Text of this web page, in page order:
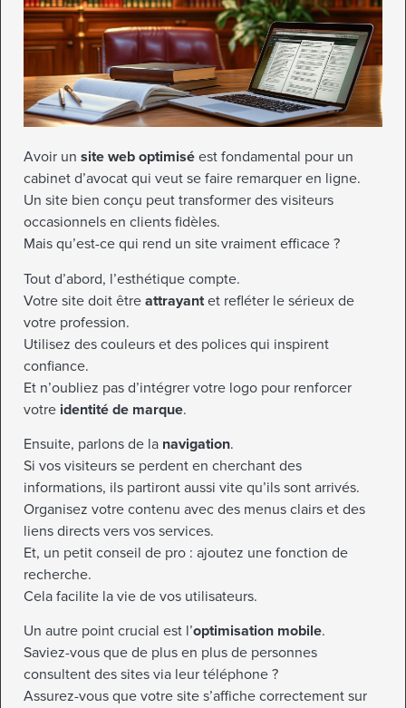
Avoir un site web optimisé est fondamental pour un
cabinet d’avocat qui veut se faire remarquer en ligne.
Un site bien conçu peut transformer des visiteurs
occasionnels en clients fidèles.
Mais qu’est-ce qui rend un site vraiment efficace ?
Tout d’abord, l’esthétique compte.
Votre site doit être attrayantet refléter le sérieux de
votre profession.
Utilisez des couleurs et des polices qui inspirent
confiance.
Et n’oubliez pas d’intégrer votre logo pour renforcer
votre identité de marque.
Ensuite, parlons de la navigation.
Si vos visiteurs se perdent en cherchant des
informations, ils partiront aussi vite qu’ils sont arrivés.
Organisez votre contenu avec des menus clairs et des
liens directs vers vos services.
Et, un petit conseil de pro : ajoutez une fonction de
recherche.
Cela facilite la vie de vos utilisateurs.
Un autre point crucial est l’optimisation mobile.
Saviez-vous que de plus en plus de personnes
consultent des sites via leur téléphone ?
Assurez-vous que votre site s’affiche correctement sur